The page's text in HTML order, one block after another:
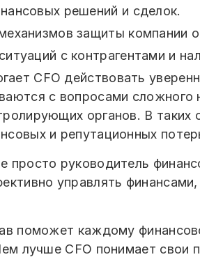
решений и сделок.
защиты компании
с контрагентами и
CFO действовать
с вопросами
органов. В
и репутационных
руководитель
управлять
поможет каждому
лучше CFO понимает